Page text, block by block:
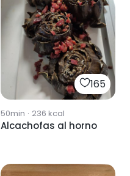
165
50min · 236 kcal
Alcachofas al horno